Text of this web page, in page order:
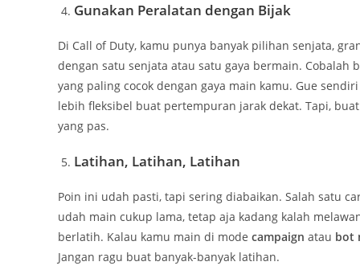
Gunakan Peralatan dengan Bijak
Di Call of Duty, kamu punya banyak pilihan senjata,
dengan satu senjata atau satu gaya bermain.
yang paling cocok dengan gaya main kamu. Gue
lebih fleksibel buat pertempuran jarak dekat. Tapi,
yang pas.
Latihan, Latihan, Latihan
Poin ini udah pasti, tapi sering diabaikan. Salah satu
udah main cukup lama, tetap aja kadang kalah
berlatih. Kalau kamu main di mode campaign atau bot
Jangan ragu buat banyak-banyak latihan.